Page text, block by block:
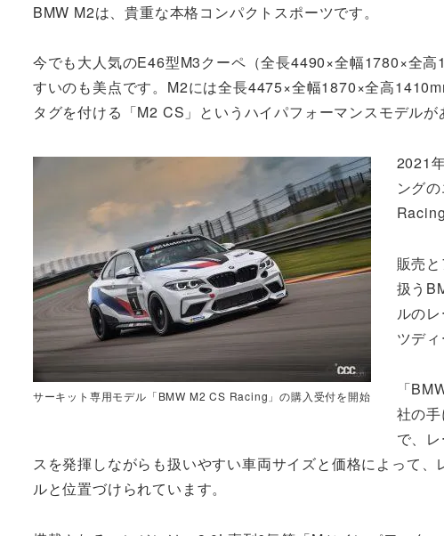
BMW M2は、貴重な本格コンパクトスポーツです。
今でも大人気のE46型M3クーペ（全長4490×全幅1780×全
すいのも美点です。M2には全長4475×全幅1870×全高
タグを付ける「M2 CS」というハイパフォーマンスモデルが
サーキット専用モデル「BMW M2 CS Racing」の購入受付を開始
2021
ング
販売
扱う
ルの
ツデ
「
社の
で、
スを発揮しながらも扱いやすい車両サイズと価格によって
ルと位置づけられています。